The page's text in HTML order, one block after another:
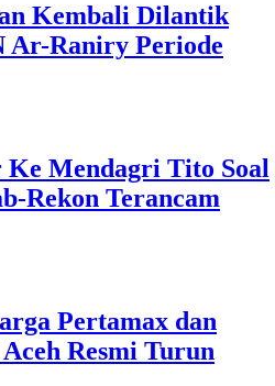
Kembali Dilantik
Ar-Raniry Periode
Mendagri Tito Soal
Rekon Terancam
Pertamax dan
Resmi Turun